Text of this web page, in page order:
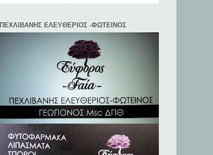
ΠΕΧΛΙΒANΗΣ ΕΛΕΥΘΕΡΙΟΣ -ΦΩΤΕΙΝΟΣ